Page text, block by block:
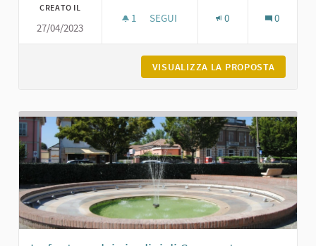
CREATO IL
27/04/2023
1 1 SOSTENITORI
SEGUI 0 0
VISUALIZZA LA PROPOSTA